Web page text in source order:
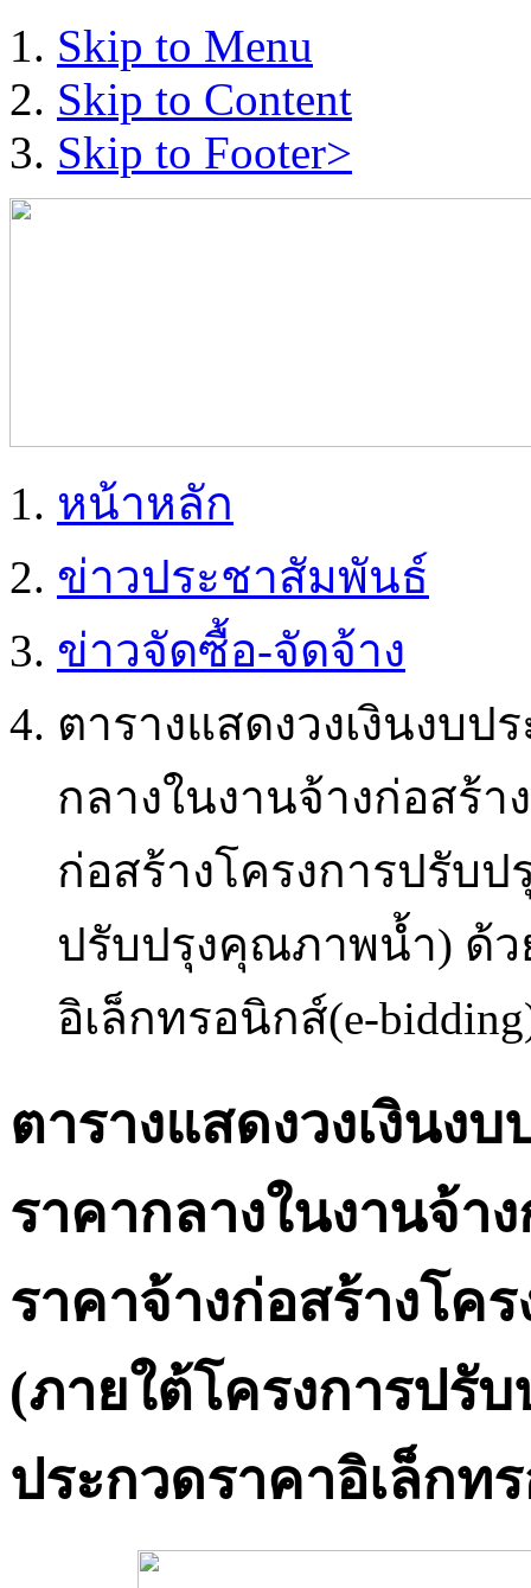
Skip to Menu
Skip to Content
Skip to Footer>
หน้าหลัก
ข่าวประชาสัมพันธ์
ข่าวจัดซื้อ-จัดจ้าง
ตารางแสดงวงเงินงบ
กลางในงานจ้างก่อสร้า
ก่อสร้างโครงการปรับป
ปรับปรุงคุณภาพน้ำ) ด้ว
อิเล็กทรอนิกส์(e-
ตารางแสดงวงเงินง
ราคากลางในงานจ้า
ราคาจ้างก่อสร้างโค
(ภายใต้โครงการปรั
ประกวดราคาอิเล็กท